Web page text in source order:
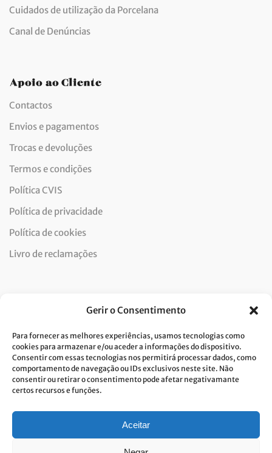
Gerir o Consentimento
Para fornecer as melhores experiências, usamos tecnologias como
cookies para armazenar e/ou aceder a informações do dispositivo.
Consentir com essas tecnologias nos permitirá processar dados, como
comportamento de navegação ou IDs exclusivos neste site. Não
consentir ou retirar o consentimento pode afetar negativamante
certos recursos e funções.
Aceitar
Cuidados de utilização da Porcelana
Canal de Denúncias
Apoio ao Cliente
Contactos
Envios e pagamentos
Trocas e devoluções
Termos e condições
Política CVIS
Política de privacidade
Política de cookies
Livro de reclamações
Dou consentimento ao tratamento de dados e aceito a
política de privacidade.*
A Costa Verde está comprometida com a implementação do RGPD. Para
Cliqueaquie conheça a nossa Política de Privacidade.